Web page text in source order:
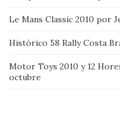
Le Mans Classic 2010 por
Histórico 58 Rally Costa
Motor Toys 2010 y 12
octubre